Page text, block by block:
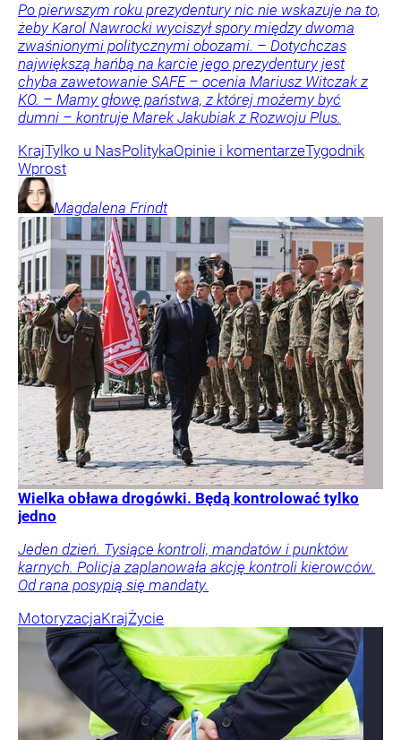
Po pierwszym roku prezydentury nic nie wskazuje na to,
żeby Karol Nawrocki wyciszył spory między dwoma
zwaśnionymi politycznymi obozami. – Dotychczas
największą hańbą na karcie jego prezydentury jest
chyba zawetowanie SAFE – ocenia Mariusz Witczak z
KO. – Mamy głowę państwa, z której możemy być
dumni – kontruje Marek Jakubiak z Rozwoju Plus.
KrajTylko u NasPolitykaOpinie i komentarzeTygodnik
Wprost
Magdalena Frindt
Wielka obława drogówki. Będą kontrolować tylko
jedno
Jeden dzień. Tysiące kontroli, mandatów i punktów
karnych. Policja zaplanowała akcję kontroli kierowców.
Od rana posypią się mandaty.
MotoryzacjaKrajŻycie